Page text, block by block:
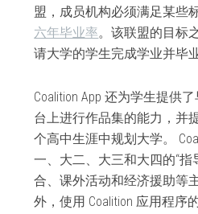
盟，成员机构必须满足某些
六年毕业率。该联盟的目标
请大学的学生完成学业并毕业
Coalition App 还为学生提供
台上进行作品集的能力，并
个高中生涯中规划大学。
一、大二、大三和大四的“指
合、课外活动和经济援助等
外，使用 Coalition 应用程序